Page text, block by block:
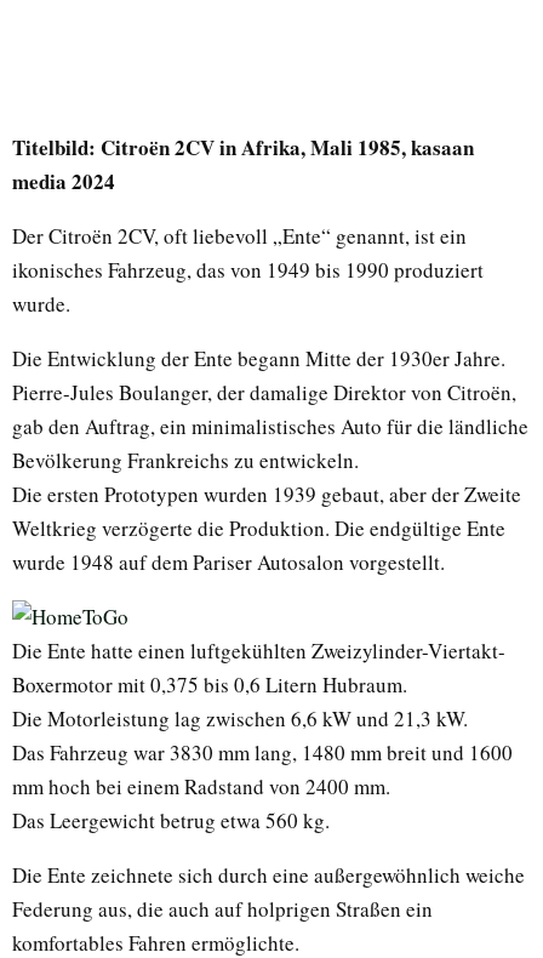
Titelbild: Citroën 2CV in Afrika, Mali 1985, kasaan
media 2024
Der Citroën 2CV, oft liebevoll „Ente“ genannt, ist ein
ikonisches Fahrzeug, das von 1949 bis 1990 produziert
wurde.
Die Entwicklung der Ente begann Mitte der 1930er Jahre.
Pierre-Jules Boulanger, der damalige Direktor von Citroën,
gab den Auftrag, ein minimalistisches Auto für die ländliche
Bevölkerung Frankreichs zu entwickeln.
Die ersten Prototypen wurden 1939 gebaut, aber der Zweite
Weltkrieg verzögerte die Produktion. Die endgültige Ente
wurde 1948 auf dem Pariser Autosalon vorgestellt.
Die Ente hatte einen luftgekühlten Zweizylinder-Viertakt-
Boxermotor mit 0,375 bis 0,6 Litern Hubraum.
Die Motorleistung lag zwischen 6,6 kW und 21,3 kW.
Das Fahrzeug war 3830 mm lang, 1480 mm breit und 1600
mm hoch bei einem Radstand von 2400 mm.
Das Leergewicht betrug etwa 560 kg.
Die Ente zeichnete sich durch eine außergewöhnlich weiche
Federung aus, die auch auf holprigen Straßen ein
komfortables Fahren ermöglichte.